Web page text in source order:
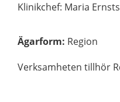
Klinikchef: Maria
Ägarform: Region
Verksamheten tillhör